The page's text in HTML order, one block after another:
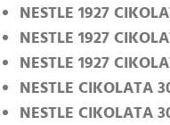
NESTLE 1927
NESTLE 1927
NESTLE 1927
NESTLE CIKOLATA
NESTLE CIKOLATA